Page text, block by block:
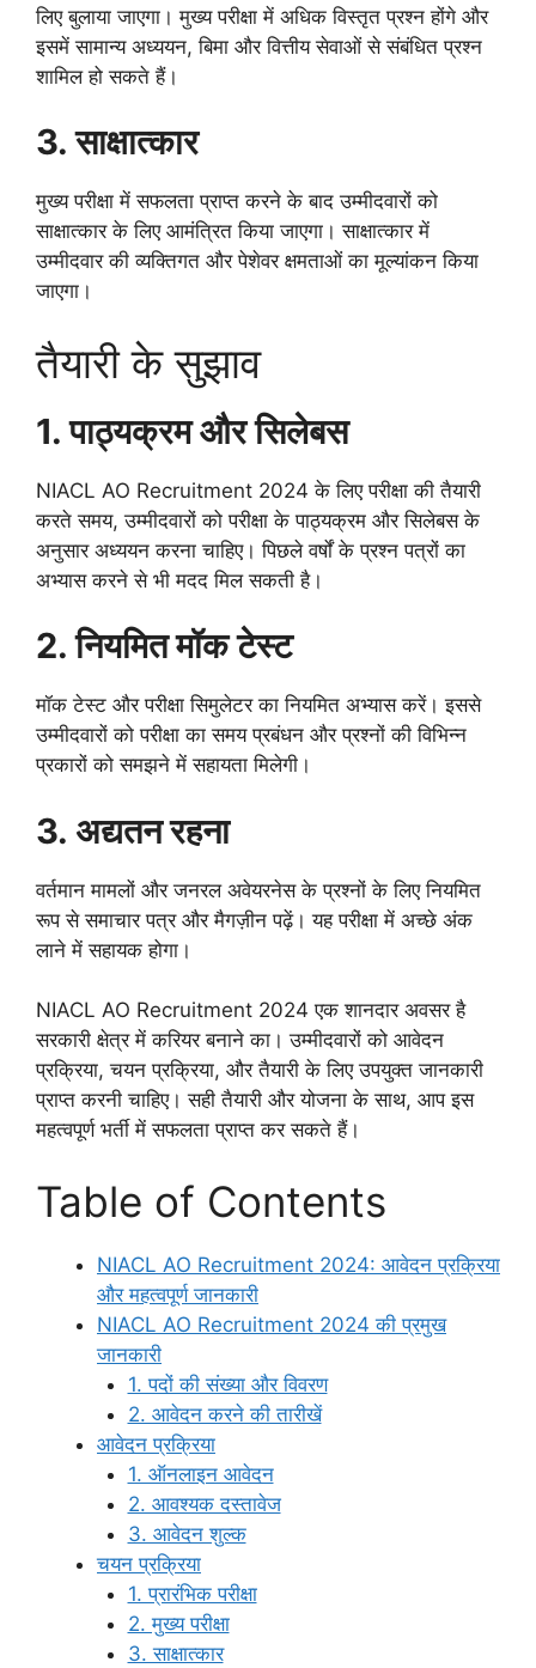
लिए बुलाया जाएगा। मुख्य परीक्षा में अधिक विस्तृत प्रश्न होंगे और
इसमें सामान्य अध्ययन, बिमा और वित्तीय सेवाओं से संबंधित प्रश्न
शामिल हो सकते हैं।
3. साक्षात्कार
मुख्य परीक्षा में सफलता प्राप्त करने के बाद उम्मीदवारों को
साक्षात्कार के लिए आमंत्रित किया जाएगा। साक्षात्कार में
उम्मीदवार की व्यक्तिगत और पेशेवर क्षमताओं का मूल्यांकन किया
जाएगा।
तैयारी के सुझाव
1. पाठ्यक्रम और सिलेबस
NIACL AO Recruitment 2024 के लिए परीक्षा की तैयारी
करते समय, उम्मीदवारों को परीक्षा के पाठ्यक्रम और सिलेबस के
अनुसार अध्ययन करना चाहिए। पिछले वर्षों के प्रश्न पत्रों का
अभ्यास करने से भी मदद मिल सकती है।
2. नियमित मॉक टेस्ट
मॉक टेस्ट और परीक्षा सिमुलेटर का नियमित अभ्यास करें। इससे
उम्मीदवारों को परीक्षा का समय प्रबंधन और प्रश्नों की विभिन्न
प्रकारों को समझने में सहायता मिलेगी।
3. अद्यतन रहना
वर्तमान मामलों और जनरल अवेयरनेस के प्रश्नों के लिए नियमित
रूप से समाचार पत्र और मैगज़ीन पढ़ें। यह परीक्षा में अच्छे अंक
लाने में सहायक होगा।
NIACL AO Recruitment 2024 एक शानदार अवसर है
सरकारी क्षेत्र में करियर बनाने का। उम्मीदवारों को आवेदन
प्रक्रिया, चयन प्रक्रिया, और तैयारी के लिए उपयुक्त जानकारी
प्राप्त करनी चाहिए। सही तैयारी और योजना के साथ, आप इस
महत्वपूर्ण भर्ती में सफलता प्राप्त कर सकते हैं।
Table of Contents
NIACL AO Recruitment 2024: आवेदन प्रक्रिया
और महत्वपूर्ण जानकारी
NIACL AO Recruitment 2024 की प्रमुख
जानकारी
1. पदों की संख्या और विवरण
2. आवेदन करने की तारीखें
आवेदन प्रक्रिया
1. ऑनलाइन आवेदन
2. आवश्यक दस्तावेज
3. आवेदन शुल्क
चयन प्रक्रिया
1. प्रारंभिक परीक्षा
2. मुख्य परीक्षा
3. साक्षात्कार